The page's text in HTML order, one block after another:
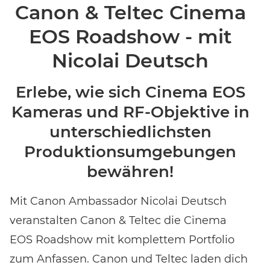
Canon & Teltec Cinema
EOS Roadshow - mit
Nicolai Deutsch
Erlebe, wie sich Cinema EOS
Kameras und RF-Objektive in
unterschiedlichsten
Produktionsumgebungen
bewähren!
Mit Canon Ambassador Nicolai Deutsch
veranstalten Canon & Teltec die Cinema
EOS Roadshow mit komplettem Portfolio
zum Anfassen. Canon und Teltec laden dich